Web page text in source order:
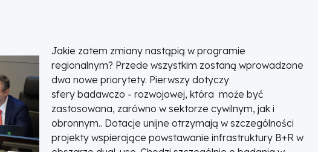
Jakie zatem zmiany nastąpią w programie
regionalnym? Przede wszystkim zostaną wprowadzone
dwa nowe priorytety. Pierwszy dotyczy
sfery badawczo - rozwojowej, która może być
zastosowana, zarówno w sektorze cywilnym, jak i
obronnym.. Dotacje unijne otrzymają w szczególności
projekty wspierające powstawanie infrastruktury B+R w